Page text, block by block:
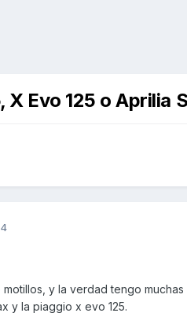
Evo 125 o Aprilia
y la verdad tengo
y la piaggio x evo 125.